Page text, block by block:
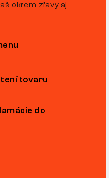
okrem zľavy aj
tovaru
do